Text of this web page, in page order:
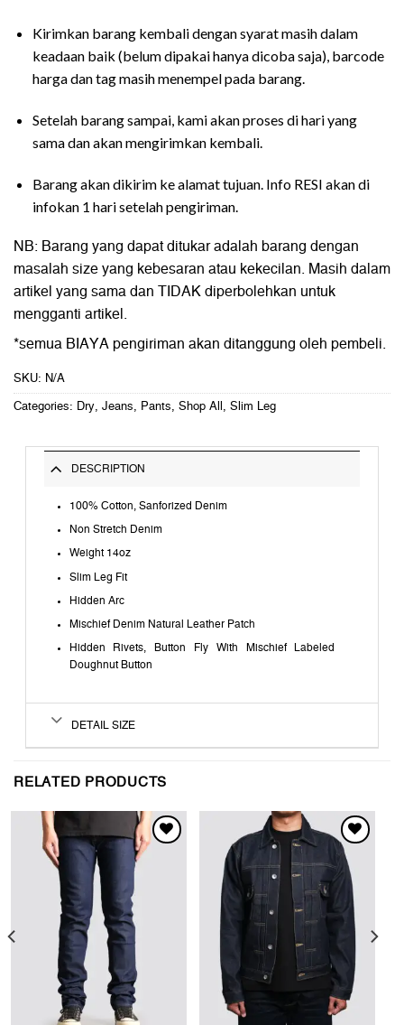
Kirimkan barang kembali dengan syarat masih dalam
keadaan baik (belum dipakai hanya dicoba saja), barcode
harga dan tag masih menempel pada barang.
Setelah barang sampai, kami akan proses di hari yang
sama dan akan mengirimkan kembali.
Barang akan dikirim ke alamat tujuan. Info RESI akan di
infokan 1 hari setelah pengiriman.
NB: Barang yang dapat ditukar adalah barang dengan
masalah size yang kebesaran atau kekecilan. Masih dalam
artikel yang sama dan TIDAK diperbolehkan untuk
mengganti artikel.
*semua BIAYA pengiriman akan ditanggung oleh pembeli.
SKU: N/A
Categories: Dry, Jeans, Pants, Shop All , Slim Leg
DESCRIPTION
100% Cotton, Sanforized Denim
Non Stretch Denim
Weight 14oz
Slim Leg Fit
Hidden Arc
Mischief Denim Natural Leather Patch
Hidden Rivets, Button Fly With Mischief Labeled
Doughnut Button
DETAIL SIZE
RELATED PRODUCTS
WISHLIST WISHLIST